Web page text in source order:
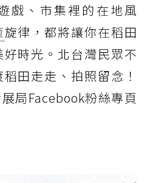
戲、市集裡的在地風
旋律，都將讓你在稻田
時光。北台灣民眾不
田走走、拍照留念！
局Facebook粉絲專頁